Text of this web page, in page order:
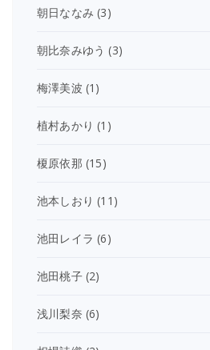
朝日ななみ (3)
朝比奈みゆう (3)
梅澤美波 (1)
植村あかり (1)
榎原依那 (15)
池本しおり (11)
池田レイラ (6)
池田桃子(2)
浅川梨奈 (6)